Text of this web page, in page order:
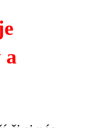
a